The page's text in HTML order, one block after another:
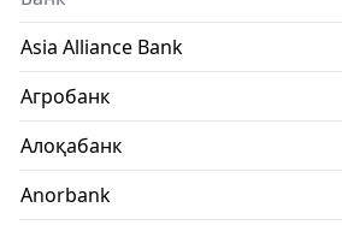
Asia Alliance Bank
Агробанк
Алоқабанк
Anorbank